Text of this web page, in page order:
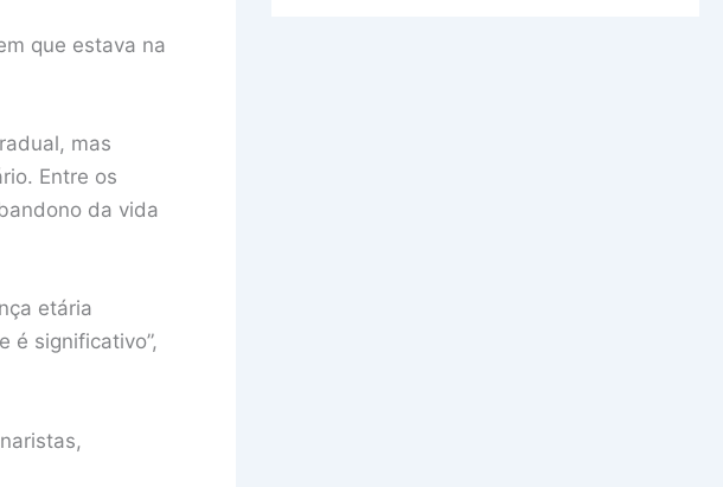
que estava na
mas
Entre os
da vida
etária
é significativo”,